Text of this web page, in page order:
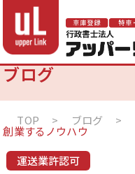
ブログ
TOP > ブログ >
創業するノウハウ
運送業許認可